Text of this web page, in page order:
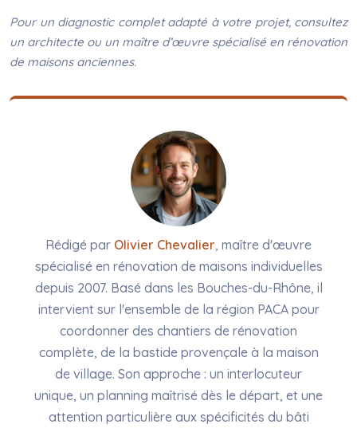
Pour un diagnostic complet adapté à votre projet, consultez
un architecte ou un maître d’œuvre spécialisé en rénovation
de maisons anciennes.
Rédigé par Olivier Chevalier, maître d'œuvre
spécialisé en rénovation de maisons individuelles
depuis 2007. Basé dans les Bouches-du-Rhône, il
intervient sur l'ensemble de la région PACA pour
coordonner des chantiers de rénovation
complète, de la bastide provençale à la maison
de village. Son approche : un interlocuteur
unique, un planning maîtrisé dès le départ, et une
attention particulière aux spécificités du bâti